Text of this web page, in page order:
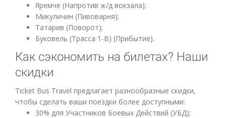
Яремче (Напротив ж/д вокзала);
Микуличин (Пивоварня);
Татарив (Поворот);
Буковель (Трасса 1-В) (Прибытие).
Как сэкономить на билетах? Наши
скидки
Ticket Bus Travel предлагает разнообразные скидки,
чтобы сделать ваши поездки более доступными:
30% для Участников Боевых Действий (УБД);